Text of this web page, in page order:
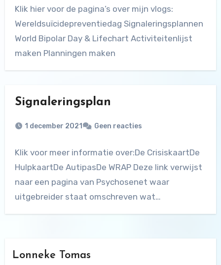
Klik hier voor de pagina’s over mijn vlogs:
Wereldsuïcidepreventiedag Signaleringsplannen
World Bipolar Day & Lifechart Activiteitenlijst
maken Planningen maken
Signaleringsplan
1 december 2021 Geen reacties
Klik voor meer informatie over:De CrisiskaartDe
HulpkaartDe AutipasDe WRAP Deze link verwijst
naar een pagina van Psychosenet waar
uitgebreider staat omschreven wat…
Lonneke Tomas